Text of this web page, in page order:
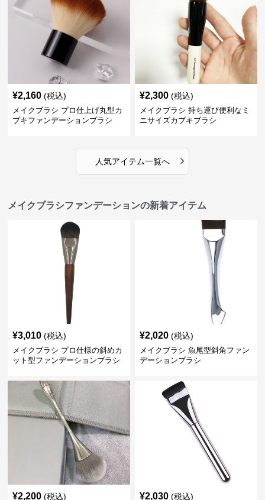
¥2,160 (税込)
メイクブラシ プロ仕上げ丸型カ
ブキファンデーションブラシ
¥2,300 (税込)
メイクブラシ 持ち運び便利なミ
ニサイズカブキブラシ
人気アイテム一覧へ ›
メイクブラシファンデーションの新着アイテム
¥3,010 (税込)
メイクブラシ プロ仕様の斜めカ
ット型ファンデーションブラシ
¥2,020 (税込)
メイクブラシ 魚尾型斜角ファン
デーションブラシ
¥2,200 (税込) ¥2,030 (税込)